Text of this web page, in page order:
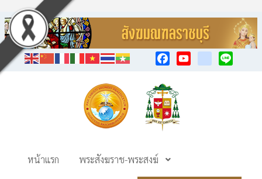
หน้าแรก พระสังฆราช-พระสงฆ์